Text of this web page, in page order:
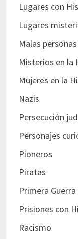
Lugares con
Lugares
Malas
Misterios en la
Mujeres en la
Nazis
Persecución
Personajes
Pioneros
Piratas
Primera
Prisiones con
Racismo